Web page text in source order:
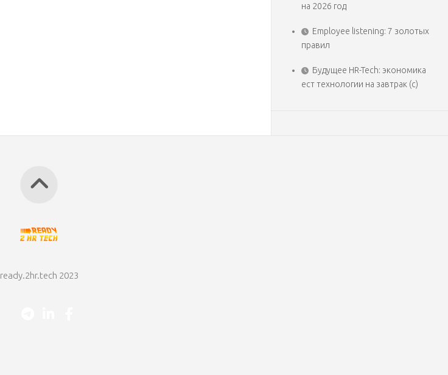
на 2026 год
Employee listening: 7 золотых
правил
Будущее HR-Tech: экономика
ест технологии на завтрак (с)
ready.2hr.tech 2023